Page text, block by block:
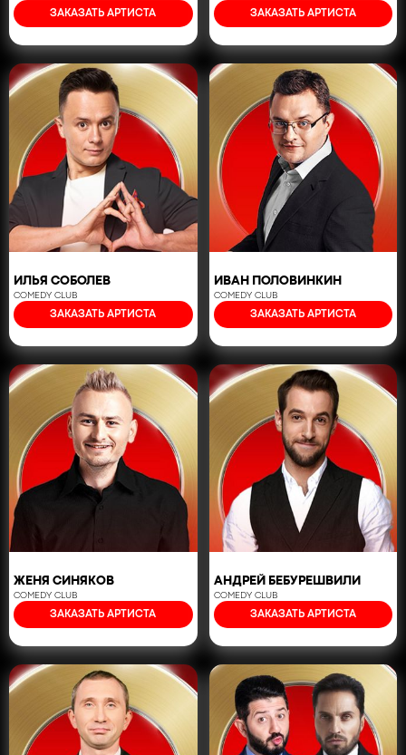
ЗАКАЗАТЬ АРТИСТА ЗАКАЗАТЬ АРТИСТА
ИЛЬЯ СОБОЛЕВ
COMEDY CLUB
ЗАКАЗАТЬ АРТИСТА
ИВАН ПОЛОВИНКИН
COMEDY CLUB
ЗАКАЗАТЬ АРТИСТА
ЖЕНЯ СИНЯКОВ
COMEDY CLUB
ЗАКАЗАТЬ АРТИСТА
АНДРЕЙ БЕБУРЕШВИЛИ
COMEDY CLUB
ЗАКАЗАТЬ АРТИСТА